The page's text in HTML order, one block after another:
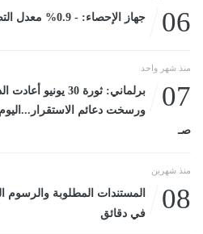
06 جهاز الإحصاء: - 0.9% معدل التضخم الشهرى لشهر يونيو 2026
منذ شهر واحد
07
برلماني: ثورة 30
صـ
منذ شهرين
08
المستندات المطلوبة والرسوم
في دقائق